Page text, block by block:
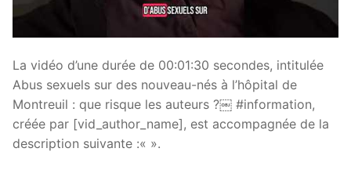
La vidéo d’une durée de 00:01:30 secondes, intitulée
Abus sexuels sur des nouveau-nés à l’hôpital de
Montreuil : que risque les auteurs ?￼ #information,
créée par [vid_author_name], est accompagnée de la
description suivante :« ».